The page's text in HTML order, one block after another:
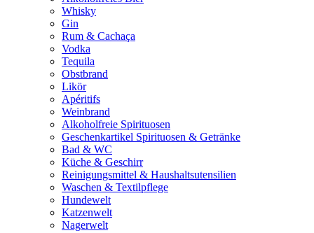
Whisky
Gin
Rum & Cachaça
Vodka
Tequila
Obstbrand
Likör
Apéritifs
Weinbrand
Alkoholfreie Spirituosen
Geschenkartikel Spirituosen & Getränke
Bad & WC
Küche & Geschirr
Reinigungsmittel & Haushaltsutensilien
Waschen & Textilpflege
Hundewelt
Katzenwelt
Nagerwelt